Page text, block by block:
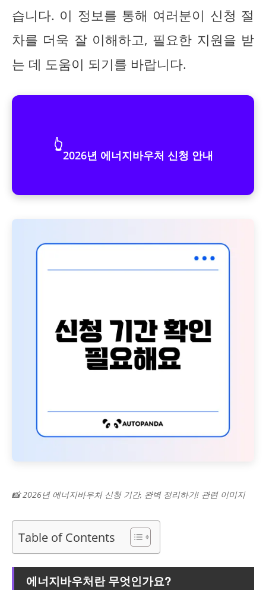
습니다. 이 정보를 통해 여러분이 신청 절
차를 더욱 잘 이해하고, 필요한 지원을 받
는 데 도움이 되기를 바랍니다.
👆
2026년 에너지바우처 신청 안내
📸 2026년 에너지바우처 신청 기간, 완벽 정리하기! 관련 이미지
Table of Contents
에너지바우처란 무엇인가요?